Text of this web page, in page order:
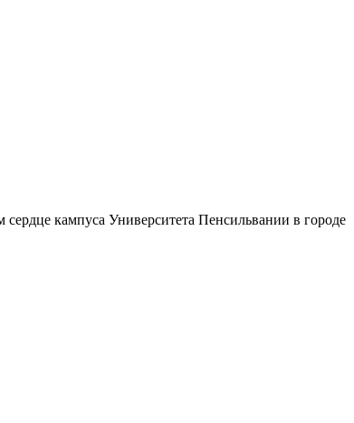
кампуса Университета Пенсильвании в городе